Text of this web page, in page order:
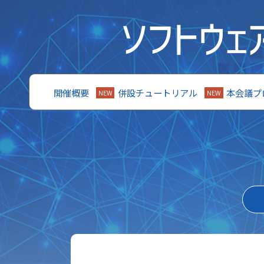
開催概要 NEW 併設チュートリアル NEW 本会議